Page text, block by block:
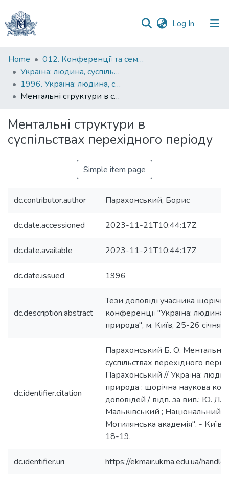
Log In (current)
Communities
&
Collections
Statistics
Home
012. Конференції та семінари НаУКМА
Україна: людина, суспільство, природа : щорічна наукова конференція
1996. Україна: людина, суспільство, природа : щорічна наукова конференція : тези доповідей
Ментальні структури в суспільствах перехідного періоду
Ментальні структури в
суспільствах перехідного періоду
Simple item page
dc.contributor.author Парахонський, Борис
dc.date.accessioned 2023-11-21T10:44:17Z
dc.date.available 2023-11-21T10:44:17Z
dc.date.issued 1996
dc.description.abstract
Тези доповіді учасника
конференції "Україна: людина,
природа", м. Київ, 25-26 січня
dc.identifier.citation
Парахонський Б. О. Ментальні
суспільствах перехідного
Парахонський // Україна:
природа : щорічна наукова
доповідей / відп. за вип.: Ю. Л.
Мальківський ; Національний
Могилянська академія". -
18-19.
dc.identifier.uri https://ekmair.ukma.edu.ua/